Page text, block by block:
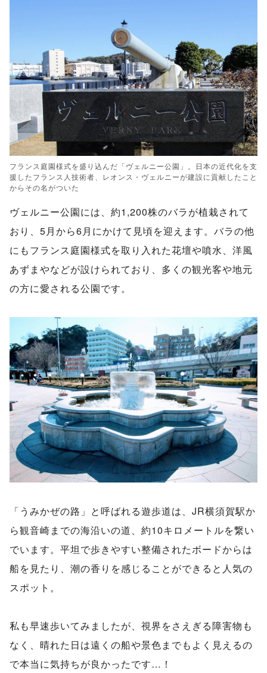
フランス庭園様式を盛り込んだ「ヴェルニー公園」。日本の近代化を支
援したフランス人技術者、レオンス・ヴェルニーが建設に貢献したこと
からその名がついた
ヴェルニー公園には、約1,200株のバラが植栽されて
おり、5月から6月にかけて見頃を迎えます。バラの他
にもフランス庭園様式を取り入れた花壇や噴水、洋風
あずまやなどが設けられており、多くの観光客や地元
の方に愛される公園です。
「うみかぜの路」と呼ばれる遊歩道は、JR横須賀駅か
ら観音崎までの海沿いの道、約10キロメートルを繋い
でいます。平坦で歩きやすい整備されたボードからは
船を見たり、潮の香りを感じることができると人気の
スポット。
私も早速歩いてみましたが、視界をさえぎる障害物も
なく、晴れた日は遠くの船や景色までもよく見えるの
で本当に気持ちが良かったです…！